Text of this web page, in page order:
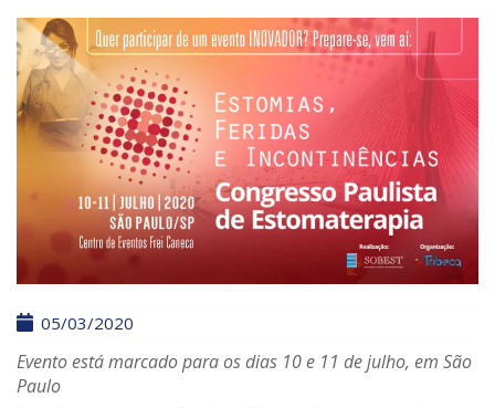
05/03/2020
Evento está marcado para os dias 10 e 11 de julho, em São
Paulo